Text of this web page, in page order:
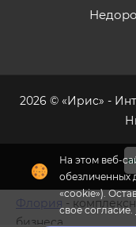
На этом веб-
обезличенных
«cookie»).
свое согласие.
2026 © «Ирис» -
Флория -
бизнеса